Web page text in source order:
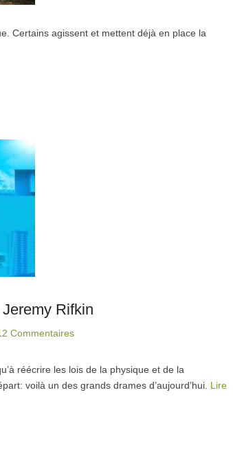
Certains agissent et mettent déjà en place la
Rifkin
Commentaires
réécrire les lois de la physique et de la
voilà un des grands drames d’aujourd’hui. Lire